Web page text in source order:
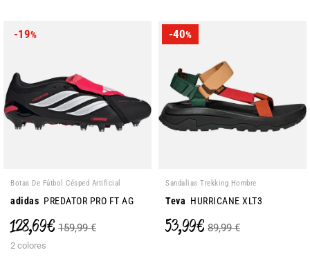
-19%
Botas De Fútbol Césped Artificial
adidas PREDATOR PRO FT AG
128,69 € 159,99 €
2 colores
-40%
Sandalias Trekking Hombre
Teva HURRICANE XLT3
53,99 € 89,99 €